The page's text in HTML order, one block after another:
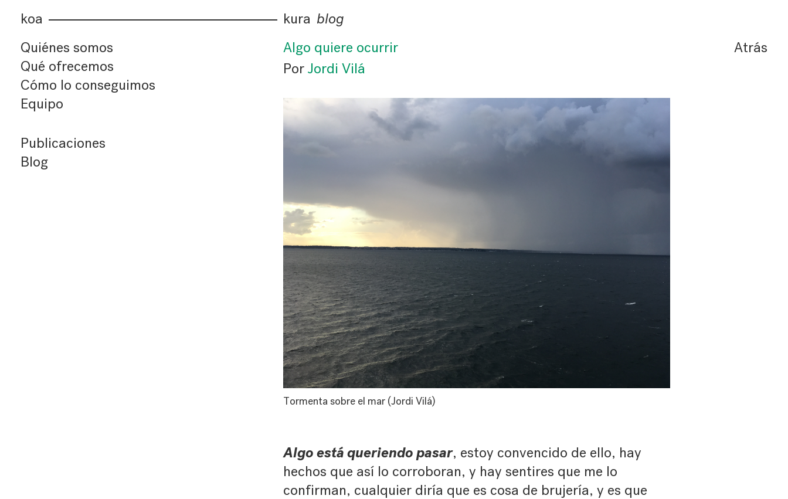
koa kura blog
Quiénes somos
Qué ofrecemos
Cómo lo conseguimos
Equipo
Publicaciones
Blog
Algo quiere ocurrir
Atrás
Por Jordi Vilá
Tormenta sobre el mar (Jordi Vilá)
Algo está queriendo pasar, estoy convencido de ello, hay
hechos que así lo corroboran, y hay sentires que me lo
confirman, cualquier diría que es cosa de brujería, y es que